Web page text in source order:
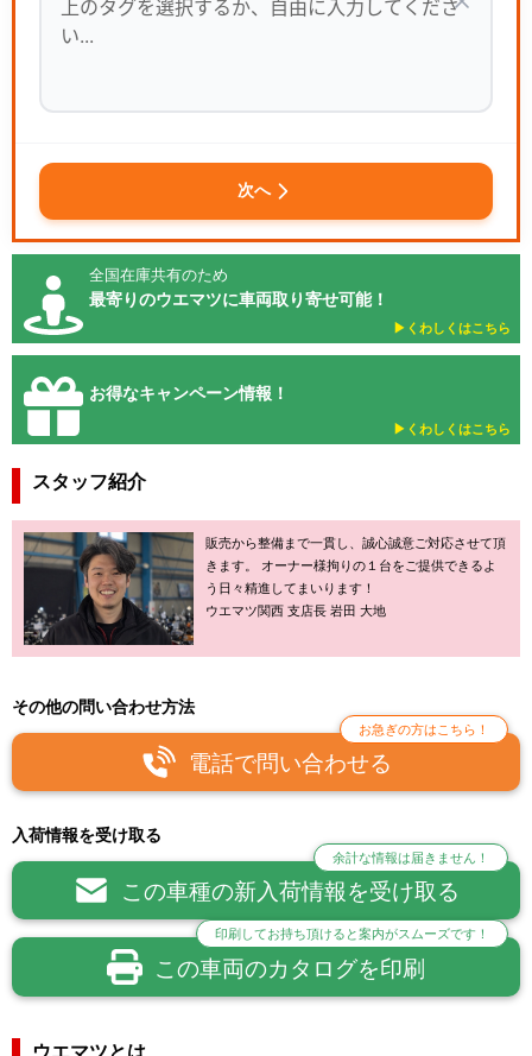
次へ
全国在庫共有のため
最寄りのウエマツに車両取り寄せ可能！
▶︎くわしくはこちら
お得なキャンペーン情報！
▶︎くわしくはこちら
スタッフ紹介
販売から整備まで一貫し、誠心誠意ご対応させて頂
きます。 オーナー様拘りの１台をご提供できるよ
う日々精進してまいります！
ウエマツ関西 支店長 岩田 大地
その他の問い合わせ方法
電話で問い合わせる
お急ぎの方はこちら！
入荷情報を受け取る
この車種の新入荷情報を受け取る
余計な情報は届きません！
この車両のカタログを印刷
印刷してお持ち頂けると案内がスムーズです！